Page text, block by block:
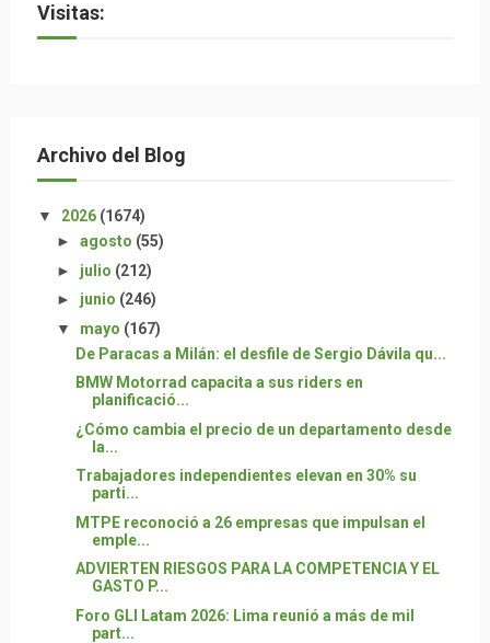
Visitas:
Archivo del Blog
▼ 2026 (1674)
► agosto (55)
► julio (212)
► junio (246)
▼ mayo (167)
De Paracas a Milán: el desfile de Sergio Dávila qu...
BMW Motorrad capacita a sus riders en
planificació...
¿Cómo cambia el precio de un departamento desde
la...
Trabajadores independientes elevan en 30% su
parti...
MTPE reconoció a 26 empresas que impulsan el
emple...
ADVIERTEN RIESGOS PARA LA COMPETENCIA Y EL
GASTO P...
Foro GLI Latam 2026: Lima reunió a más de mil
part...